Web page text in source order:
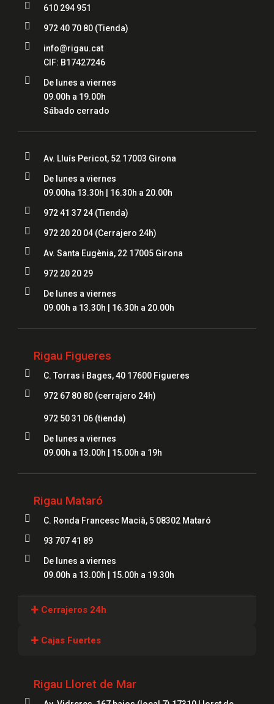
 610 294 951
 972 40 70 80 (Tienda)

info@rigau.cat
CIF: B17427246

De lunes a viernes
09.00h a 19.00h
Sábado cerrado
 Av. Lluís Pericot, 52 17003 Girona

De lunes a viernes
09.00ha 13.30h | 16.30h a 20.00h
 972 41 37 24 (Tienda)
 972 20 20 04(Cerrajero 24h)
 Av. Santa Eugènia, 22 17005 Girona
 972 20 20 29

De lunes a viernes
09.00h a 13.30h | 16.30h a 20.00h
Rigau Figueres
 C. Torras i Bages, 40 17600 Figueres
 972 67 80 80 (cerrajero 24h)
972 50 31 06(tienda)

De lunes a viernes
09.00h a 13.00h | 15.00h a 19h
Rigau Mataró
 C. Ronda Francesc Macià, 5 08302 Mataró
 93 707 41 89

De lunes a viernes
09.00h a 13.00h | 15.00h a 19.30h
+ Cerrajeros 24h
Cerrajeros Girona
Cerrajeros Figueres
+ Cajas Fuertes
Cajas Fuertes Blanes
Rigau Lloret de Mar
